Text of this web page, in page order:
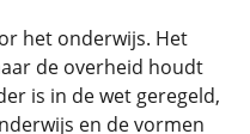
het onderwijs. Het
de overheid houdt
is in de wet geregeld,
en de vormen